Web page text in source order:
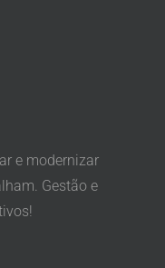
e modernizar
Gestão e